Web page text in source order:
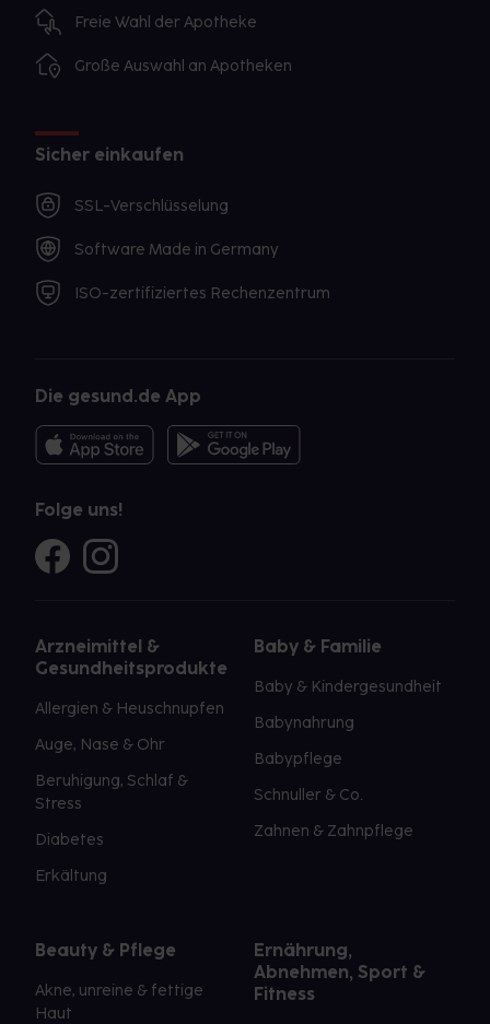
Freie Wahl der Apotheke
Große Auswahl an Apotheken
Sicher einkaufen
SSL-Verschlüsselung
Software Made in Germany
ISO-zertifiziertes Rechenzentrum
Die gesund.de App
Folge uns!
Arzneimittel &
Gesundheitsprodukte
Allergien & Heuschnupfen
Auge, Nase & Ohr
Beruhigung, Schlaf &
Stress
Diabetes
Erkältung
Baby & Familie
Baby & Kindergesundheit
Babynahrung
Babypflege
Schnuller & Co.
Zahnen & Zahnpflege
Beauty & Pflege
Akne, unreine & fettige
Haut
Ernährung,
Abnehmen, Sport &
Fitness